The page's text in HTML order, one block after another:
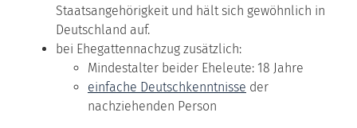
Staatsangehörigkeit und hält sich gewöhnlich in
Deutschland auf.
bei Ehegattennachzug zusätzlich:
Mindestalter beider Eheleute: 18 Jahre
einfache Deutschkenntnisse der
nachziehenden Person